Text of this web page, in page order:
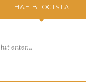
HAE BLOGISTA